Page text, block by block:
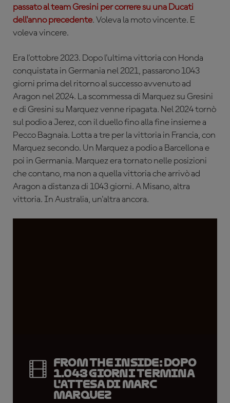
passato al team Gresini per correre su una Ducati
dell'anno precedente. Voleva la moto vincente. E
voleva vincere.
Era l'ottobre 2023. Dopo l'ultima vittoria con Honda
conquistata in Germania nel 2021, passarono 1043
giorni prima del ritorno al successo avvenuto ad
Aragon nel 2024. La scommessa di Marquez su Gresini
e di Gresini su Marquez venne ripagata. Nel 2024 tornò
sul podio a Jerez, con il duello fino alla fine insieme a
Pecco Bagnaia. Lotta a tre per la vittoria in Francia, con
Marquez secondo. Un Marquez a podio a Barcellona e
poi in Germania. Marquez era tornato nelle posizioni
che contano, ma non a quella vittoria che arrivò ad
Aragon a distanza di 1043 giorni. A Misano, altra
vittoria. In Australia, un'altra ancora.
From the Inside: dopo
1.043 giorni termina
l'attesa di Marc
Marquez